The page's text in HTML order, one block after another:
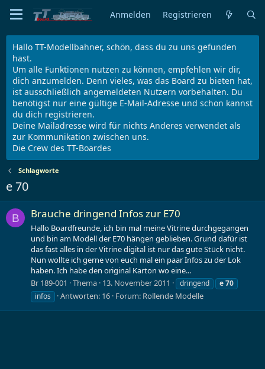
Anmelden Registrieren
Hallo TT-Modellbahner, schön, dass du zu uns gefunden
hast.
Um alle Funktionen nutzen zu können, empfehlen wir dir,
dich anzumelden. Denn vieles, was das Board zu bieten hat,
ist ausschließlich angemeldeten Nutzern vorbehalten. Du
benötigst nur eine gültige E-Mail-Adresse und schon kannst
du dich registrieren.
Deine Mailadresse wird für nichts Anderes verwendet als
zur Kommunikation zwischen uns.
Die Crew des TT-Boardes
Schlagworte
e 70
B Brauche dringend Infos zur E70
Hallo Boardfreunde, ich bin mal meine Vitrine durchgegangen
und bin am Modell der E70 hängen geblieben. Grund dafür ist
das fast alles in der Vitrine digital ist nur das gute Stück nicht.
Nun wollte ich gerne von euch mal ein paar Infos zu der Lok
haben. Ich habe den original Karton wo eine...
Br 189-001
Thema 13. November 2011 dringend e70
infos
Antworten: 16 Forum: Rollende Modelle